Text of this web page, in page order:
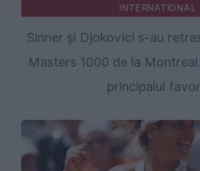
INTERNATIONAL
Sinner și Djokovici s-au
Masters 1000 de la
principalul